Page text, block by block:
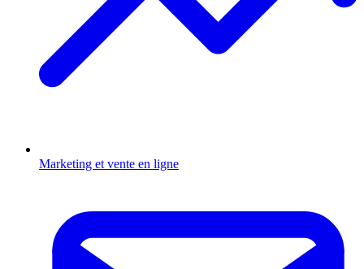
Marketing et vente en ligne